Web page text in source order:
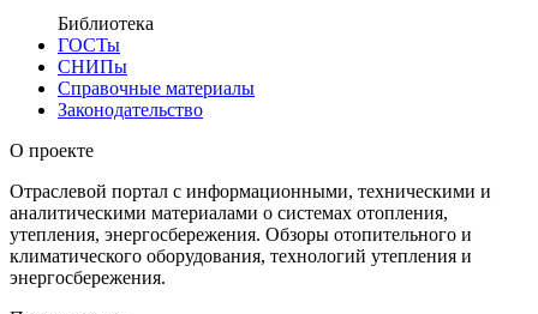
Библиотека
ГОСТы
СНИПы
Справочные материалы
Законодательство
О проекте
Отраслевой портал с информационными, техническими и
аналитическими материалами о системах отопления,
утепления, энергосбережения. Обзоры отопительного и
климатического оборудования, технологий утепления и
энергосбережения.